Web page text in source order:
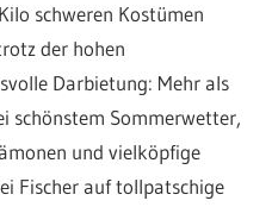
schweren Kostümen
der hohen
Darbietung: Mehr als
schönstem Sommerwetter,
und vielköpfige
Fischer auf tollpatschige